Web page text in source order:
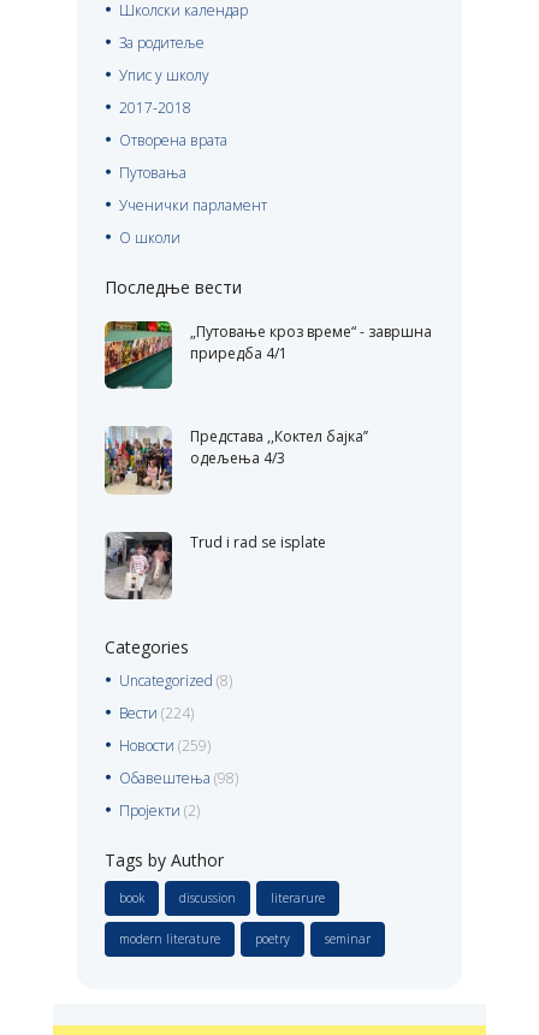
Школски календар
За родитеље
Упис у школу
2017-2018
Отворена врата
Путовања
Ученички парламент
О школи
Последње вести
„Путовање кроз време“ - завршна
приредба 4/1
Представа ,,Коктел бајка’’
одељења 4/3
Trud i rad se isplate
Categories
Uncategorized (8)
Вести (224)
Новости (259)
Обавештења (98)
Пројекти (2)
Tags by Author
book discussion literarure
modern literature poetry seminar